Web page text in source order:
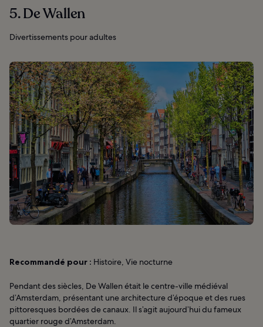
5. De Wallen
Divertissements pour adultes
Recommandé pour : Histoire, Vie nocturne
Pendant des siècles, De Wallen était le centre-ville médiéval
d’Amsterdam, présentant une architecture d’époque et des rues
pittoresques bordées de canaux. Il s’agit aujourd’hui du fameux
quartier rouge d’Amsterdam.